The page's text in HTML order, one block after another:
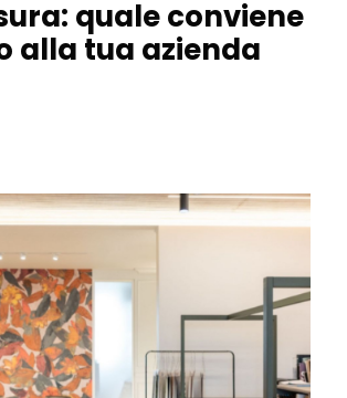
quale conviene
alla tua azienda